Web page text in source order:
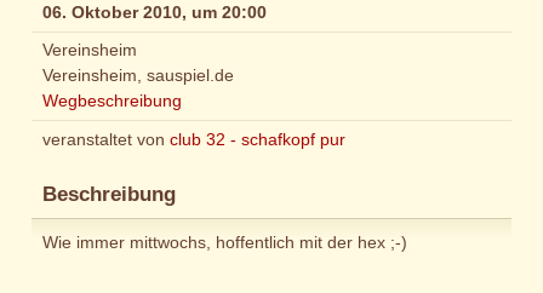
06. Oktober 2010, um 20:00
Vereinsheim
Vereinsheim, sauspiel.de
Wegbeschreibung
veranstaltet von club 32 - schafkopf pur
Beschreibung
Wie immer mittwochs, hoffentlich mit der hex ;-)